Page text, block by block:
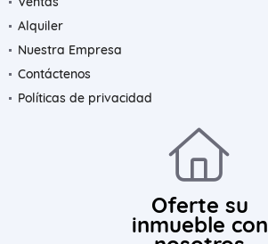
Alquiler
Nuestra Empresa
Contáctenos
Políticas de privacidad
Oferte su
inmueble con